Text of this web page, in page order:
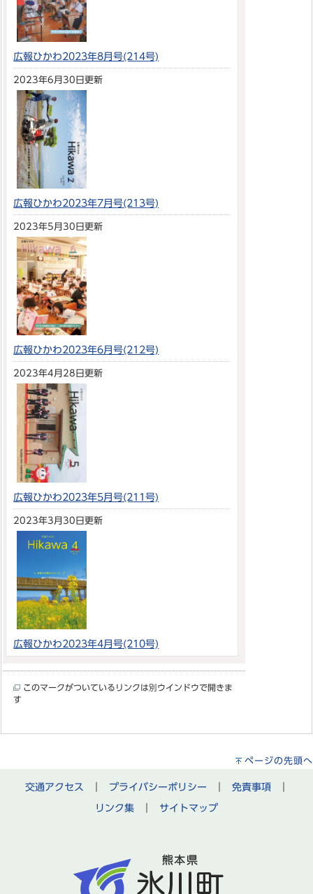
広報ひかわ2023年8月号(214号)
2023年6月30日更新
広報ひかわ2023年7月号(213号)
2023年5月30日更新
広報ひかわ2023年6月号(212号)
2023年4月28日更新
広報ひかわ2023年5月号(211号)
2023年3月30日更新
広報ひかわ2023年4月号(210号)
このマークがついているリンクは別ウインドウで開きま
す
ページの先頭へ
交通アクセス プライバシーポリシー 免責事項
リンク集
サイトマップ